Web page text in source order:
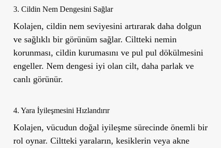
3. Cildin Nem Dengesini Sağlar
Kolajen, cildin nem seviyesini artırarak daha dolgun
ve sağlıklı bir görünüm sağlar. Ciltteki nemin
korunması, cildin kurumasını ve pul pul dökülmesini
engeller. Nem dengesi iyi olan cilt, daha parlak ve
canlı görünür.
4. Yara İyileşmesini Hızlandırır
Kolajen, vücudun doğal iyileşme sürecinde önemli bir
rol oynar. Ciltteki yaraların, kesiklerin veya akne